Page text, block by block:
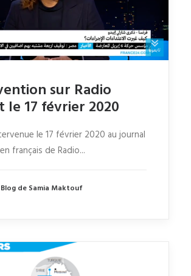
sur Radio
le 17 février 2020
le 17 février 2020 au journal
français de Radio...
de Samia Maktouf